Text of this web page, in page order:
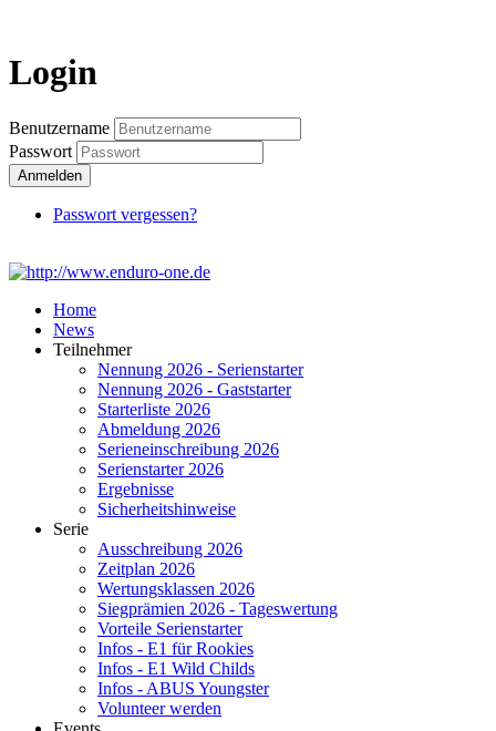
Login
Benutzername
Passwort
Anmelden
Passwort vergessen?
Home
News
Teilnehmer
Nennung 2026 - Serienstarter
Nennung 2026 - Gaststarter
Starterliste 2026
Abmeldung 2026
Serieneinschreibung 2026
Serienstarter 2026
Ergebnisse
Sicherheitshinweise
Serie
Ausschreibung 2026
Zeitplan 2026
Wertungsklassen 2026
Siegprämien 2026 - Tageswertung
Vorteile Serienstarter
Infos - E1 für Rookies
Infos - E1 Wild Childs
Infos - ABUS Youngster
Volunteer werden